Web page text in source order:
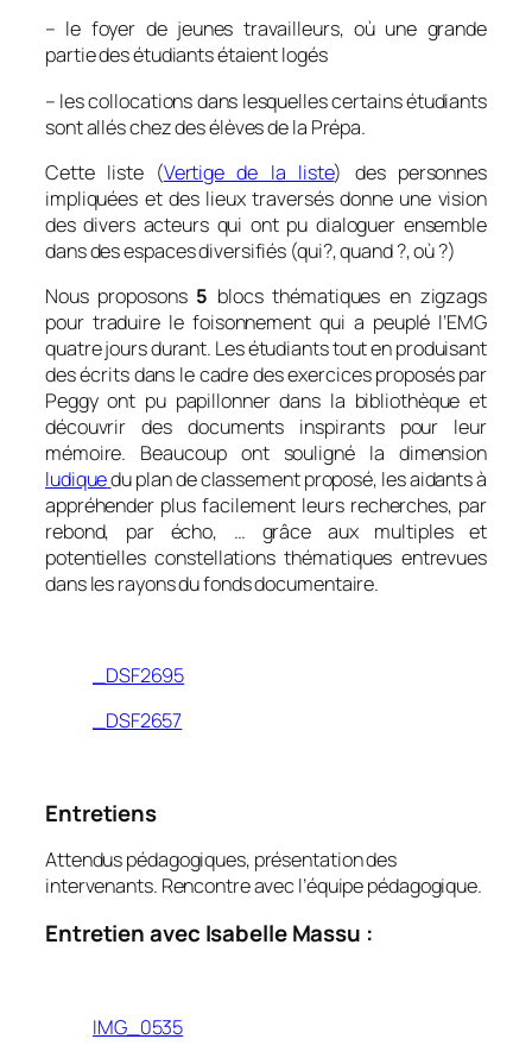
– le foyer de jeunes travailleurs, où une grande
partie des étudiants étaient logés
– les collocations dans lesquelles certains étudiants
sont allés chez des élèves de la Prépa.
Cette liste (Vertige de la liste) des personnes
impliquées et des lieux traversés donne une vision
des divers acteurs qui ont pu dialoguer ensemble
dans des espaces diversifiés (qui?, quand ?, où ?)
Nous proposons 5 blocs thématiques en zigzags
pour traduire le foisonnement qui a peuplé l’EMG
quatre jours durant. Les étudiants tout en produisant
des écrits dans le cadre des exercices proposés par
Peggy ont pu papillonnerdans la bibliothèque et
découvrir des documents inspirants pour leur
mémoire. Beaucoup ont souligné la dimension
ludiquedu plan de classement proposé, les aidants à
appréhender plus facilement leurs recherches, par
rebond, par écho, … grâce aux multiples et
potentiellesconstellationsthématiques entrevues
dans les rayons du fonds documentaire.
_DSF2695
_DSF2657
Entretiens
Attendus pédagogiques, présentation des
intervenants. Rencontre avec l’équipe pédagogique.
Entretien avec Isabelle Massu :
IMG_0535